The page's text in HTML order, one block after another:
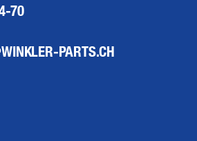
70
PARTS.CH